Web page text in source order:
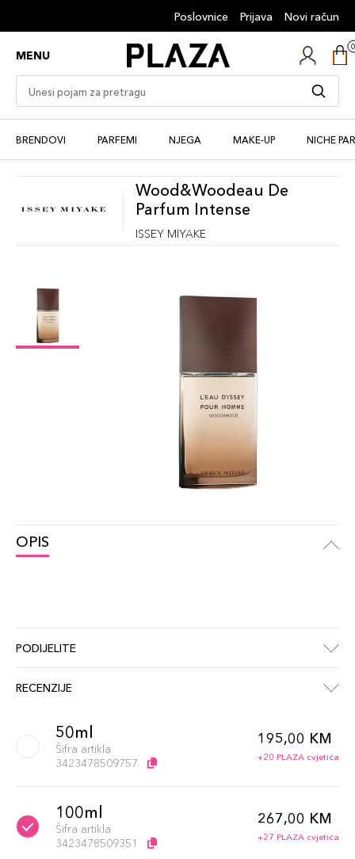
Poslovnice Prijava Novi račun
MENU
BRENDOVI PARFEMI NJEGA MAKE-UP NICHE
Wood&Woodeau De
Parfum Intense
ISSEY MIYAKE
OPIS
PODIJELITE
RECENZIJE
50ml
Šifra artikla
3423478509757
195,00 KM
+20 PLAZA cvjetića
100ml
Šifra artikla
3423478509351
267,00 KM
+27 PLAZA cvjetića